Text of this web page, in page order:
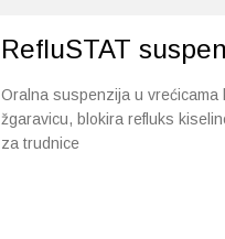
RefluSTAT
Oralna suspenzija u vrećicama
žgaravicu, blokira refluks
za trudnice